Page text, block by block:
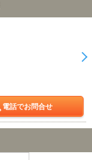
電話でお問合せ